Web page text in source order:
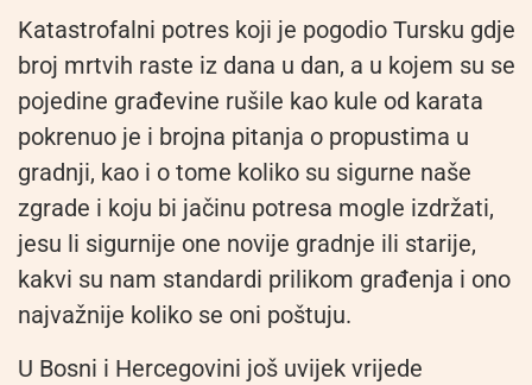
Katastrofalni potres koji je pogodio Tursku gdje
broj mrtvih raste iz dana u dan, a u kojem su se
pojedine građevine rušile kao kule od karata
pokrenuo je i brojna pitanja o propustima u
gradnji, kao i o tome koliko su sigurne naše
zgrade i koju bi jačinu potresa mogle izdržati,
jesu li sigurnije one novije gradnje ili starije,
kakvi su nam standardi prilikom građenja i ono
najvažnije koliko se oni poštuju.
U Bosni i Hercegovini još uvijek vrijede